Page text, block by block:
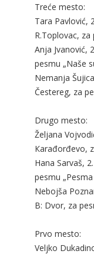
Treće mesto:
Tara Pavlović,
R.Toplovac,
Anja Jvanović,
pesmu „Naše
Nemanja
Čestereg, za
Drugo mesto:
Željana
Кarađorđevo,
Hana Sarvaš,
pesmu
Nebojša
B: Dvor, za
Prvo mesto:
Veljko